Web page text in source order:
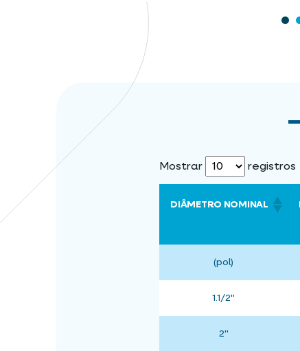
Mostrar registros
DIÂMETRO NOMINAL
(pol)
1.1/2"
2"